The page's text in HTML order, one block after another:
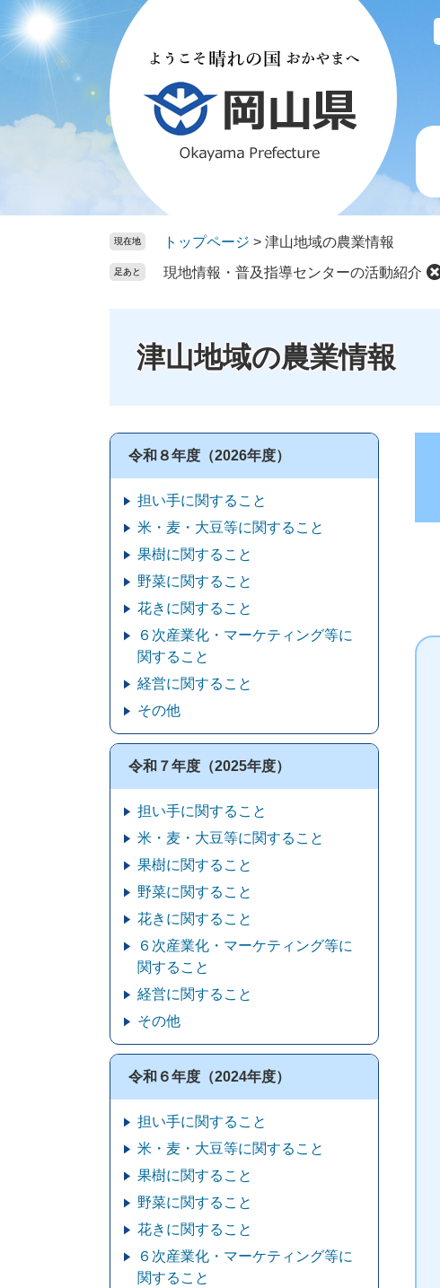
ー
ジ
ニ
ュ
現在地 トップページ > 津山地域の農業情報
足あと 現地情報・普及指導センターの活動紹介
津山地域の農業情報
令和８年度（2026年度）
担い手に関すること
米・麦・大豆等に関すること
果樹に関すること
野菜に関すること
花きに関すること
６次産業化・マーケティング等に
関すること
経営に関すること
その他
令和７年度（2025年度）
担い手に関すること
米・麦・大豆等に関すること
果樹に関すること
野菜に関すること
花きに関すること
６次産業化・マーケティング等に
関すること
経営に関すること
その他
令和６年度（2024年度）
担い手に関すること
米・麦・大豆等に関すること
果樹に関すること
野菜に関すること
花きに関すること
６次産業化・マーケティング等に
関すること